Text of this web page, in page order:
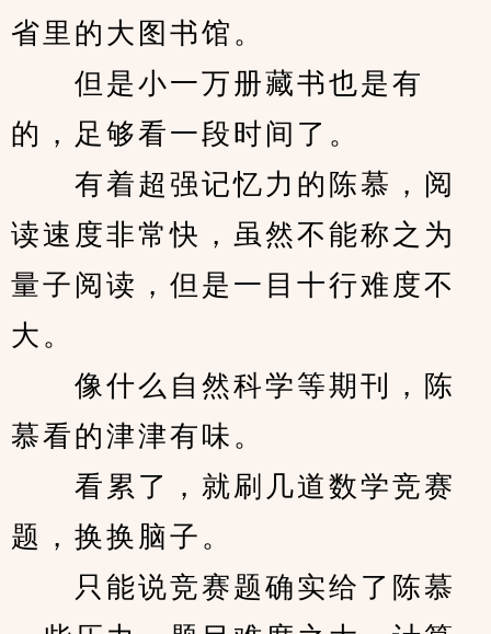
省里的大图书馆。
但是小一万册藏书也是有
的，足够看一段时间了。
有着超强记忆力的陈慕，阅
读速度非常快，虽然不能称之为
量子阅读，但是一目十行难度不
大。
像什么自然科学等期刊，陈
慕看的津津有味。
看累了，就刷几道数学竞赛
题，换换脑子。
只能说竞赛题确实给了陈慕